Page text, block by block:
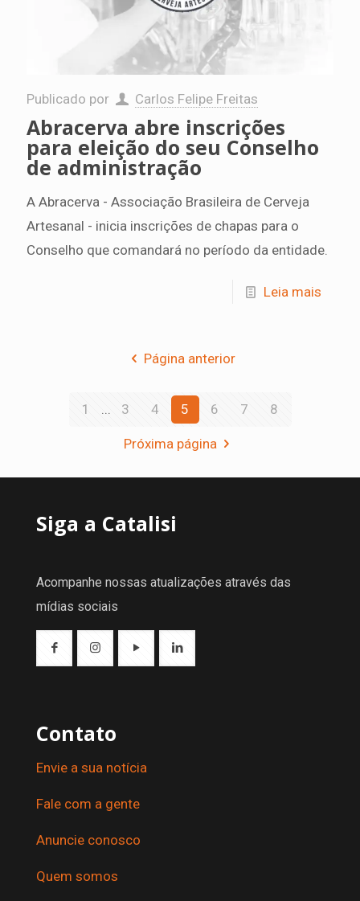
Publicado por Carlos Felipe Freitas
Abracerva abre inscrições
para eleição do seu Conselho
de administração
A Abracerva - Associação Brasileira de Cerveja
Artesanal - inicia inscrições de chapas para o
Conselho que comandará no período da entidade.
Leia mais
Página anterior
1 ... 3 4 5 6 7 8
Próxima página
Siga a Catalisi
Acompanhe nossas atualizações através das
mídias sociais
Contato
Envie a sua notícia
Fale com a gente
Anuncie conosco
Quem somos